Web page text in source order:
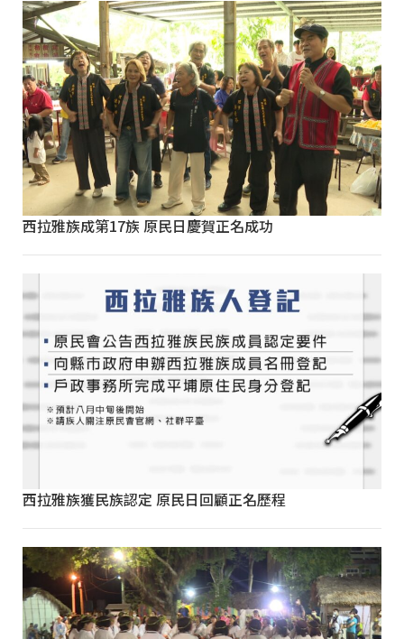
西拉雅族成第17族 原民日慶賀正名成功
西拉雅族獲民族認定 原民日回顧正名歷程